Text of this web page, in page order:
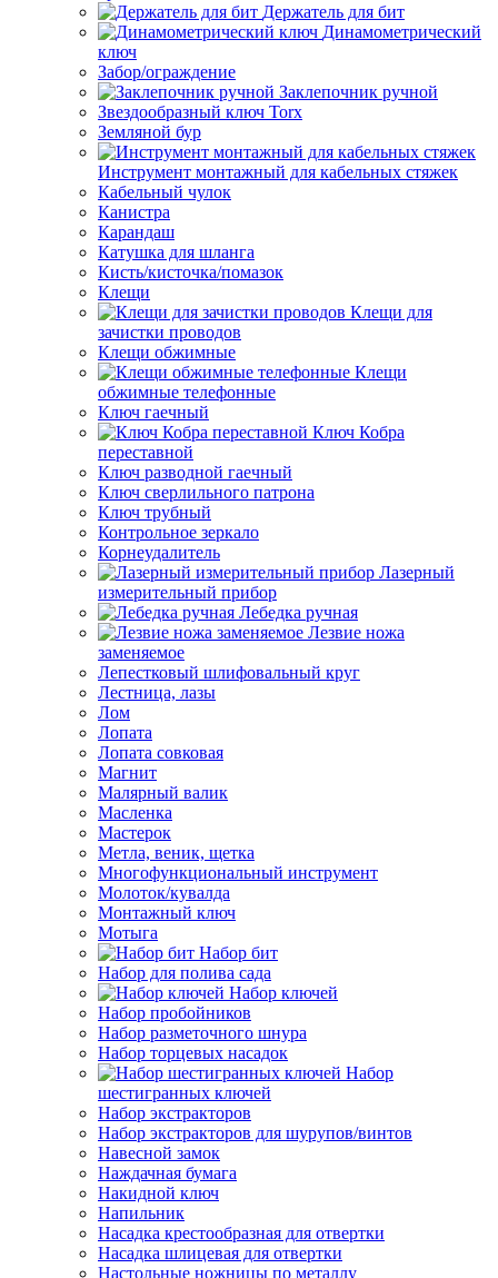
Держатель для бит
Динамометрический
ключ
Забор/ограждение
Заклепочник ручной
Звездообразный ключ Torx
Земляной бур
Инструмент монтажный для кабельных стяжек
Кабельный чулок
Канистра
Карандаш
Катушка для шланга
Кисть/кисточка/помазок
Клещи
Клещи для
зачистки проводов
Клещи обжимные
Клещи
обжимные телефонные
Ключ гаечный
Ключ Кобра
переставной
Ключ разводной гаечный
Ключ сверлильного патрона
Ключ трубный
Контрольное зеркало
Корнеудалитель
Лазерный
измерительный прибор
Лебедка ручная
Лезвие ножа
заменяемое
Лепестковый шлифовальный круг
Лестница, лазы
Лом
Лопата
Лопата совковая
Магнит
Малярный валик
Масленка
Мастерок
Метла, веник, щетка
Многофункциональный инструмент
Молоток/кувалда
Монтажный ключ
Мотыга
Набор бит
Набор для полива сада
Набор ключей
Набор пробойников
Набор разметочного шнура
Набор торцевых насадок
Набор
шестигранных ключей
Набор экстракторов
Набор экстракторов для шурупов/винтов
Навесной замок
Наждачная бумага
Накидной ключ
Напильник
Насадка крестообразная для отвертки
Насадка шлицевая для отвертки
Настольные ножницы по металлу